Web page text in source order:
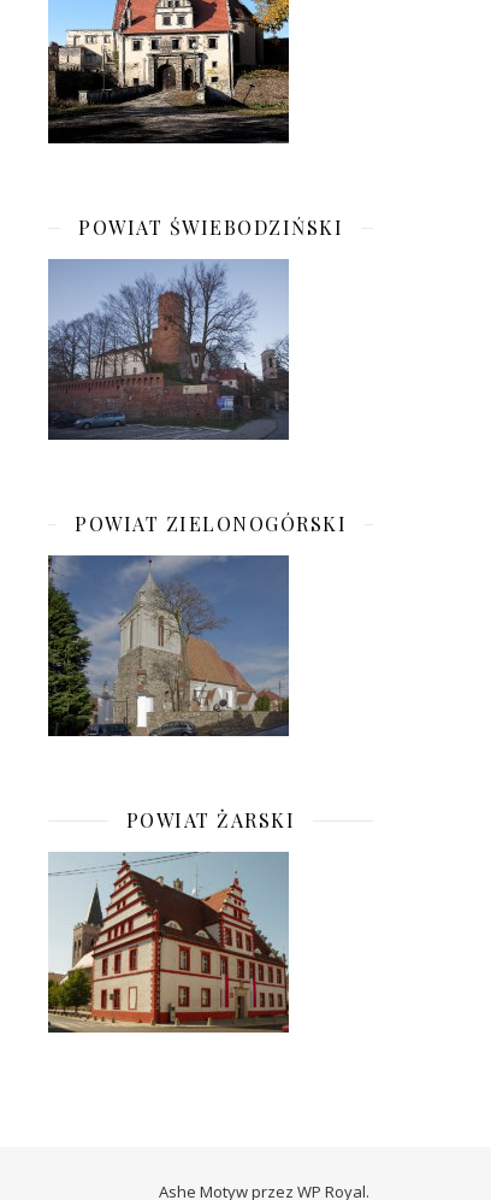
POWIAT ŚWIEBODZIŃSKI
POWIAT ZIELONOGÓRSKI
POWIAT ŻARSKI
Ashe Motyw przez WP Royal.